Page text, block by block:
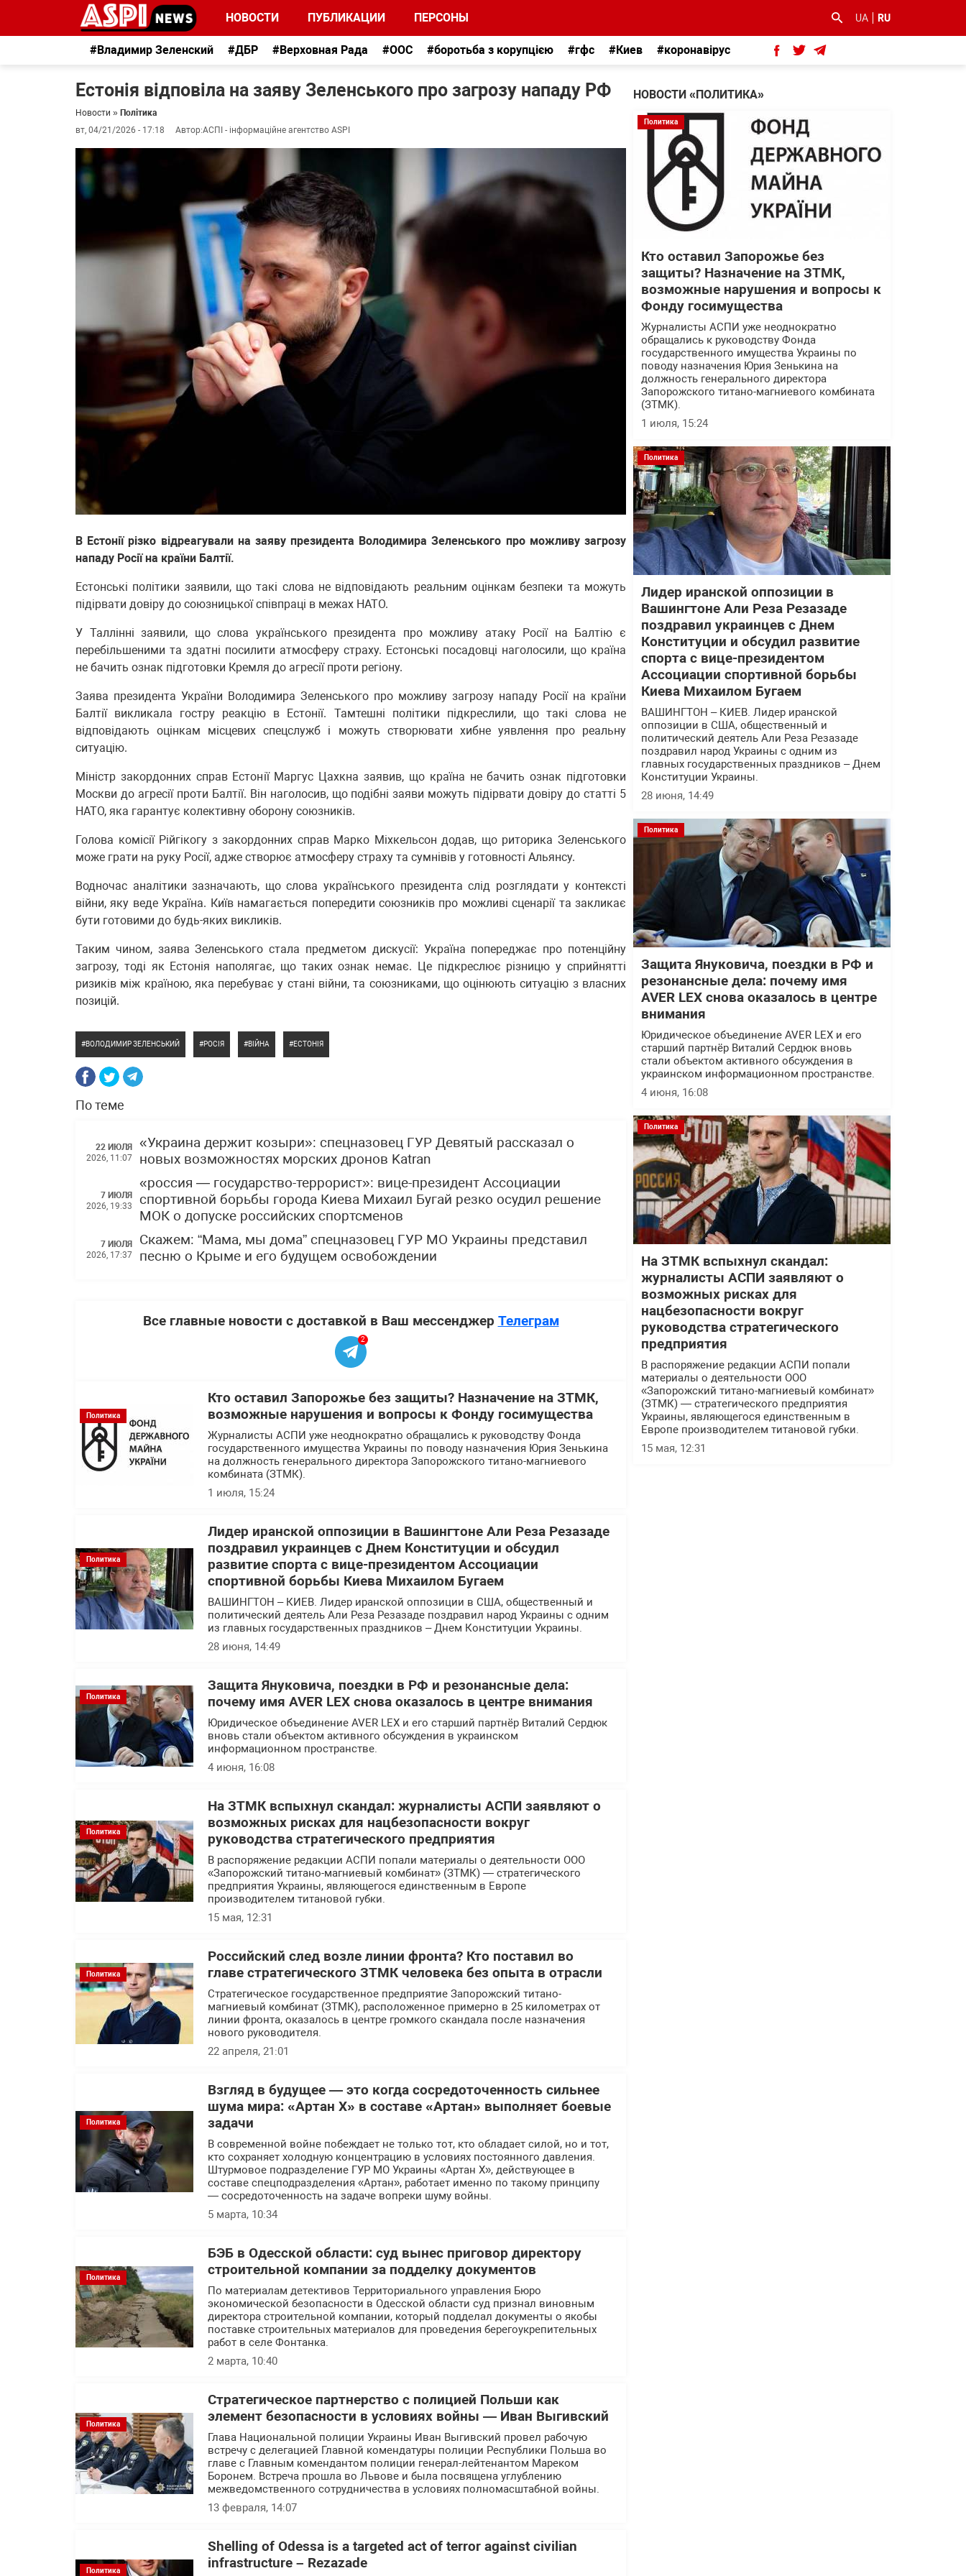
НОВОСТИ ПУБЛИКАЦИИ ПЕРСОНЫ UA RU
#Владимир Зеленский #ДБР #Верховная Рада #ООС #боротьба з корупцією #гфс #Киев #коронавірус
Естонія відповіла на заяву Зеленського про загрозу нападу РФ
Новости » Політика
вт, 04/21/2026 - 17:18
Автор:АСПІ - інформаційне агентство ASPI
В Естонії різко відреагували на заяву президента Володимира Зеленського про можливу загрозу
нападу Росії на країни Балтії.
Естонські політики заявили, що такі слова не відповідають реальним оцінкам безпеки та можуть
підірвати довіру до союзницької співпраці в межах НАТО.
У Таллінні заявили, що слова українського президента про можливу атаку Росії на Балтію є
перебільшеними та здатні посилити атмосферу страху. Естонські посадовці наголосили, що країна
не бачить ознак підготовки Кремля до агресії проти регіону.
Заява президента України Володимира Зеленського про можливу загрозу нападу Росії на країни
Балтії викликала гостру реакцію в Естонії. Тамтешні політики підкреслили, що такі слова не
відповідають оцінкам місцевих спецслужб і можуть створювати хибне уявлення про реальну
ситуацію.
Міністр закордонних справ Естонії Маргус Цахкна заявив, що країна не бачить ознак підготовки
Москви до агресії проти Балтії. Він наголосив, що подібні заяви можуть підірвати довіру до статті 5
НАТО, яка гарантує колективну оборону союзників.
Голова комісії Рійгікогу з закордонних справ Марко Міхкельсон додав, що риторика Зеленського
може грати на руку Росії, адже створює атмосферу страху та сумнівів у готовності Альянсу.
Водночас аналітики зазначають, що слова українського президента слід розглядати у контексті
війни, яку веде Україна. Київ намагається попередити союзників про можливі сценарії та закликає
бути готовими до будь-яких викликів.
Таким чином, заява Зеленського стала предметом дискусії: Україна попереджає про потенційну
загрозу, тоді як Естонія наполягає, що таких ознак немає. Це підкреслює різницю у сприйнятті
ризиків між країною, яка перебуває у стані війни, та союзниками, що оцінюють ситуацію з власних
позицій.
ВОЛОДИМИР ЗЕЛЕНСЬКИЙ РОСІЯ ВІЙНА ЕСТОНІЯ
По теме
22 ИЮЛЯ
2026, 11:07
«Украина держит козыри»: спецназовец ГУР Девятый рассказал о
новых возможностях морских дронов Katran
7 ИЮЛЯ
2026, 19:33
«россия — государство-террорист»: вице-президент Ассоциации
спортивной борьбы города Киева Михаил Бугай резко осудил решение
МОК о допуске российских спортсменов
7 ИЮЛЯ
2026, 17:37
Скажем: “Мама, мы дома” спецназовец ГУР МО Украины представил
песню о Крыме и его будущем освобождении
Все главные новости с доставкой в Ваш мессенджер Телеграм
2
Политика
Кто оставил Запорожье без защиты? Назначение на ЗТМК,
возможные нарушения и вопросы к Фонду госимущества
Журналисты АСПИ уже неоднократно обращались к руководству Фонда
государственного имущества Украины по поводу назначения Юрия Зенькина
на должность генерального директора Запорожского титано-магниевого
комбината (ЗТМК).
1 июля, 15:24
Политика
Лидер иранской оппозиции в Вашингтоне Али Реза Резазаде
поздравил украинцев с Днем Конституции и обсудил
развитие спорта с вице-президентом Ассоциации
спортивной борьбы Киева Михаилом Бугаем
ВАШИНГТОН – КИЕВ. Лидер иранской оппозиции в США, общественный и
политический деятель Али Реза Резазаде поздравил народ Украины с одним
из главных государственных праздников – Днем Конституции Украины.
28 июня, 14:49
Политика
Защита Януковича, поездки в РФ и резонансные дела:
почему имя AVER LEX снова оказалось в центре внимания
Юридическое объединение AVER LEX и его старший партнёр Виталий Сердюк
вновь стали объектом активного обсуждения в украинском
информационном пространстве.
4 июня, 16:08
Политика
На ЗТМК вспыхнул скандал: журналисты АСПИ заявляют о
возможных рисках для нацбезопасности вокруг
руководства стратегического предприятия
В распоряжение редакции АСПИ попали материалы о деятельности ООО
«Запорожский титано-магниевый комбинат» (ЗТМК) — стратегического
предприятия Украины, являющегося единственным в Европе
производителем титановой губки.
15 мая, 12:31
Политика
Российский след возле линии фронта? Кто поставил во
главе стратегического ЗТМК человека без опыта в отрасли
Стратегическое государственное предприятие Запорожский титано-
магниевый комбинат (ЗТМК), расположенное примерно в 25 километрах от
линии фронта, оказалось в центре громкого скандала после назначения
нового руководителя.
22 апреля, 21:01
Политика
Взгляд в будущее — это когда сосредоточенность сильнее
шума мира: «Артан Х» в составе «Артан» выполняет боевые
задачи
В современной войне побеждает не только тот, кто обладает силой, но и тот,
кто сохраняет холодную концентрацию в условиях постоянного давления.
Штурмовое подразделение ГУР МО Украины «Артан Х», действующее в
составе спецподразделения «Артан», работает именно по такому принципу
— сосредоточенность на задаче вопреки шуму войны.
5 марта, 10:34
Политика
БЭБ в Одесской области: суд вынес приговор директору
строительной компании за подделку документов
По материалам детективов Территориального управления Бюро
экономической безопасности в Одесской области суд признал виновным
директора строительной компании, который подделал документы о якобы
поставке строительных материалов для проведения берегоукрепительных
работ в селе Фонтанка.
2 марта, 10:40
Политика
Стратегическое партнерство с полицией Польши как
элемент безопасности в условиях войны — Иван Выгивский
Глава Национальной полиции Украины Иван Выгивский провел рабочую
встречу с делегацией Главной комендатуры полиции Республики Польша во
главе с Главным комендантом полиции генерал-лейтенантом Мареком
Боронем. Встреча прошла во Львове и была посвящена углублению
межведомственного сотрудничества в условиях полномасштабной войны.
13 февраля, 14:07
Политика
Shelling of Odessa is a targeted act of terror against civilian
infrastructure – Rezazade
НОВОСТИ «ПОЛИТИКА»
Политика
Кто оставил Запорожье без
защиты? Назначение на ЗТМК,
возможные нарушения и вопросы к
Фонду госимущества
Журналисты АСПИ уже неоднократно
обращались к руководству Фонда
государственного имущества Украины по
поводу назначения Юрия Зенькина на
должность генерального директора
Запорожского титано-магниевого комбината
(ЗТМК).
1 июля, 15:24
Политика
Лидер иранской оппозиции в
Вашингтоне Али Реза Резазаде
поздравил украинцев с Днем
Конституции и обсудил развитие
спорта с вице-президентом
Ассоциации спортивной борьбы
Киева Михаилом Бугаем
ВАШИНГТОН – КИЕВ. Лидер иранской
оппозиции в США, общественный и
политический деятель Али Реза Резазаде
поздравил народ Украины с одним из
главных государственных праздников – Днем
Конституции Украины.
28 июня, 14:49
Политика
Защита Януковича, поездки в РФ и
резонансные дела: почему имя
AVER LEX снова оказалось в центре
внимания
Юридическое объединение AVER LEX и его
старший партнёр Виталий Сердюк вновь
стали объектом активного обсуждения в
украинском информационном пространстве.
4 июня, 16:08
Политика
На ЗТМК вспыхнул скандал:
журналисты АСПИ заявляют о
возможных рисках для
нацбезопасности вокруг
руководства стратегического
предприятия
В распоряжение редакции АСПИ попали
материалы о деятельности ООО
«Запорожский титано-магниевый комбинат»
(ЗТМК) — стратегического предприятия
Украины, являющегося единственным в
Европе производителем титановой губки.
15 мая, 12:31